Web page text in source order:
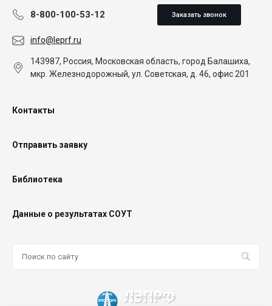
8-800-100-53-12 Заказать звонок
info@leprf.ru
143987, Россия, Московская область, город Балашиха,
мкр. Железнодорожный, ул. Советская, д. 46, офис 201
Контакты
Отправить заявку
Библиотека
Данные о результатах СОУТ